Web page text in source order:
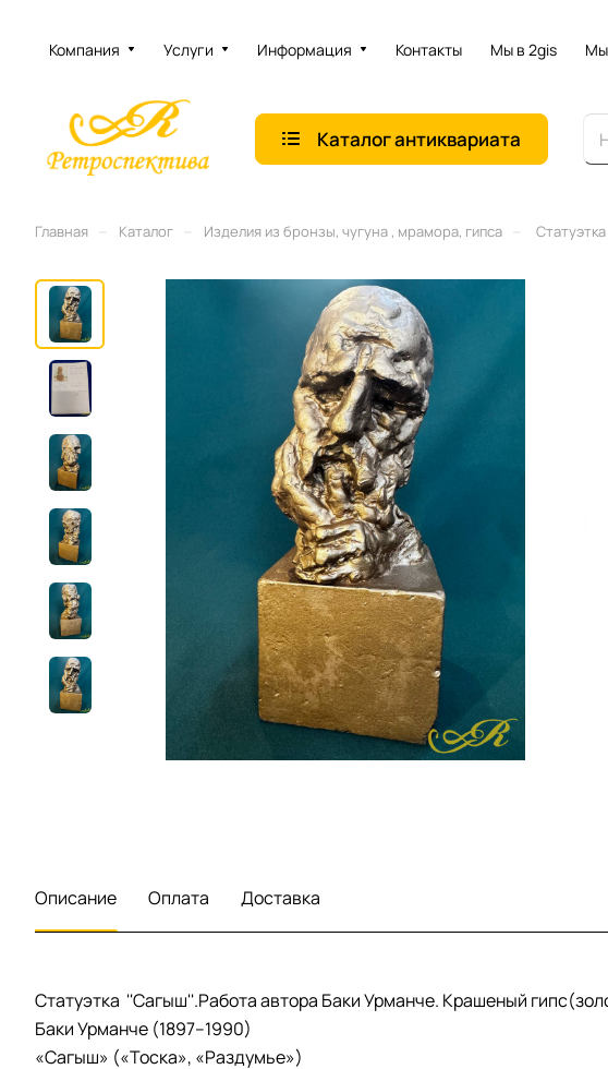
Компания Услуги Информация Контакты Мы в 2gis Мы
Каталог антиквариата
Главная Каталог Изделия из бронзы, чугуна , мрамора, гипса
Описание Оплата Доставка
Статуэтка ''Сагыш''.Работа автора Баки Урманче. Крашеный
Баки Урманче (1897–1990)
«Сагыш» («Тоска», «Раздумье»)